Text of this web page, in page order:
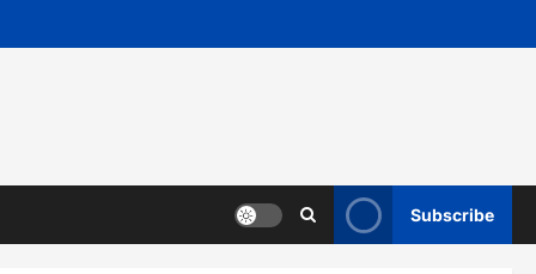
Subscribe